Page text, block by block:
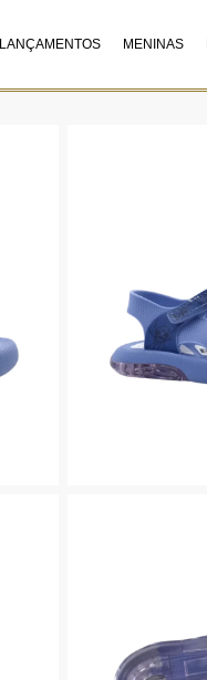
LANÇAMENTOS MENINAS